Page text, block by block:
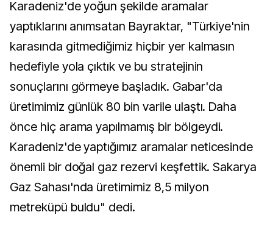
Karadeniz'de yoğun şekilde aramalar
yaptıklarını anımsatan Bayraktar, "Türkiye'nin
karasında gitmediğimiz hiçbir yer kalmasın
hedefiyle yola çıktık ve bu stratejinin
sonuçlarını görmeye başladık. Gabar'da
üretimimiz günlük 80 bin varile ulaştı. Daha
önce hiç arama yapılmamış bir bölgeydi.
Karadeniz'de yaptığımız aramalar neticesinde
önemli bir doğal gaz rezervi keşfettik. Sakarya
Gaz Sahası'nda üretimimiz 8,5 milyon
metreküpü buldu" dedi.